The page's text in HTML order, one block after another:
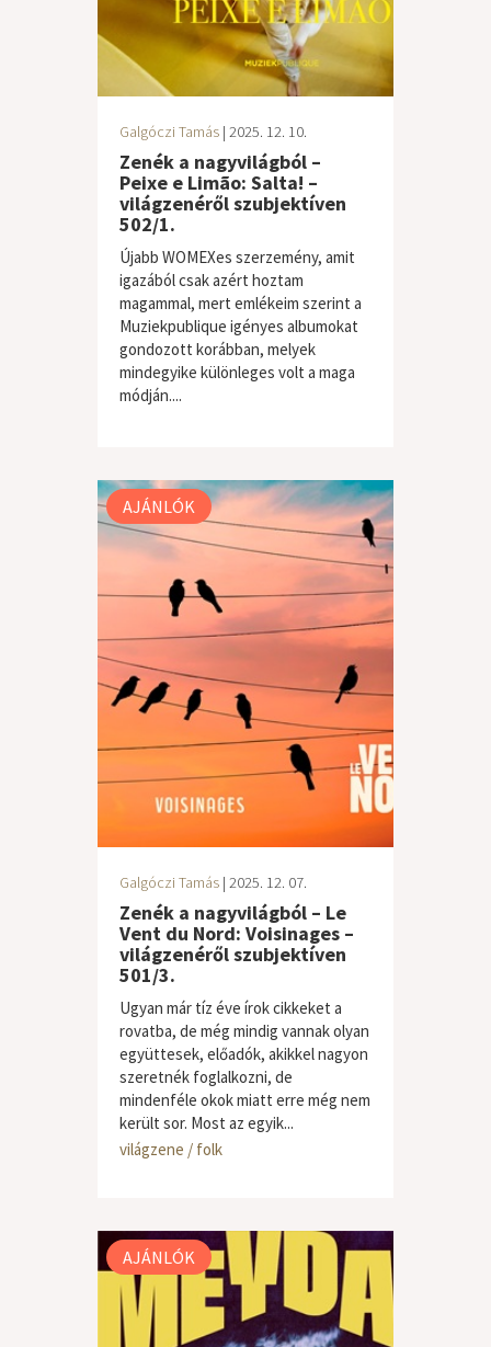
Galgóczi Tamás | 2025. 12. 10.
Zenék a nagyvilágból –
Peixe e Limão: Salta! –
világzenéről szubjektíven
502/1.
Újabb WOMEXes szerzemény, amit
igazából csak azért hoztam
magammal, mert emlékeim szerint a
Muziekpublique igényes albumokat
gondozott korábban, melyek
mindegyike különleges volt a maga
módján....
világzene / folk
AJÁNLÓK
Galgóczi Tamás | 2025. 12. 07.
Zenék a nagyvilágból – Le
Vent du Nord: Voisinages –
világzenéről szubjektíven
501/3.
Ugyan már tíz éve írok cikkeket a
rovatba, de még mindig vannak olyan
együttesek, előadók, akikkel nagyon
szeretnék foglalkozni, de
mindenféle okok miatt erre még nem
került sor. Most az egyik...
világzene / folk
AJÁNLÓK